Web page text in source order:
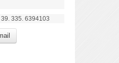
39. 335. 6394103